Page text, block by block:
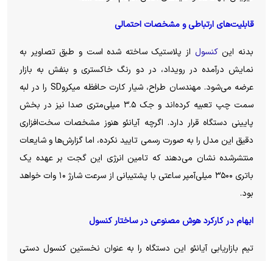
قابلیت‌های ارتباطی و مشخصات احتمالی
بدنه اینکنسول از پلاستیک ساخته شده است و طبق تصاویر به
نمایش درآمده در رویداد، در دو رنگ خاکستری و بنفش به بازار
عرضه می‌شود. مهندسان طراح، شیار کارت حافظه میکروSD را در لبه
سمت چپ تعبیه کرده‌اند و جک ۳.۵ میلی‌متری صدا نیز در بخش
پایینی دستگاه قرار دارد. اگرچه آیانئو هنوز مشخصات سخت‌افزاری
دقیق این مدل را به صورت رسمی تایید نکرده، اما گزارش‌ها و شایعات
منتشرشده نشان می‌دهند که تامین انرژی این گجت بر عهده یک
باتری ۳۵۰۰ میلی‌آمپر ساعتی با پشتیبانی از سرعت شارژ ۱۰ وات خواهد
بود.
ابهام در کارکرد هوش مصنوعی در ساختار کنسول
تیم بازاریابی آیانئو این دستگاه را به عنوان نخستین کنسول دستی